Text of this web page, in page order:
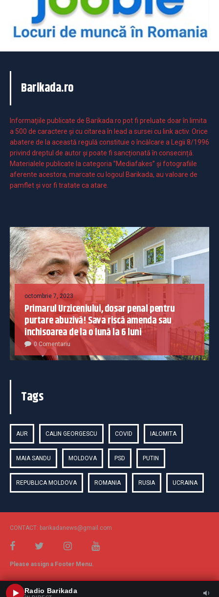
Barikada.ro
Informaţiile publicate de Barikada.ro pot fi preluate doar în limita
a 500 de caractere şi cu citarea în lead a sursei cu link activ. Orice
abatere de la această regulă constituie o încălcare a Legii 8/1996
privind dreptul de autor și poate fi sancționată în consecință.
Materialele publicate la categoria ”Mediafakes” și fotografiile
aferente acestora, marcate cu logoul Barikada, au valoare de
pamflet și vor fi tratate ca atare.
octombrie 7, 2023
Primarul Urziceniului, dosar penal pentru
purtare abuzivă! Sava riscă amenda sau
închisoarea de la o lună la 6 luni
0 Comentariu
Tags
AUR CALIN GEORGESCU COVID IALOMITA
MAIA SANDU MOLDOVA PSD PUTIN
REPUBLICA MOLDOVA ROMANIA RUSIA UCRAINA
CONTACT: barikadanews@gmail.com
Please assign a Footer Menu.
Radio Barikada